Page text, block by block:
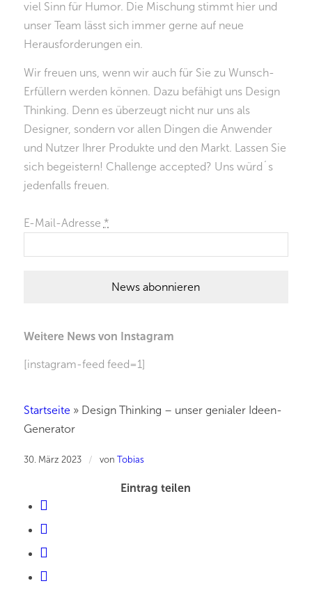
viel Sinn für Humor. Die Mischung stimmt hier und
unser Team lässt sich immer gerne auf neue
Herausforderungen ein.
Wir freuen uns, wenn wir auch für Sie zu Wunsch-
Erfüllern werden können. Dazu befähigt uns Design
Thinking. Denn es überzeugt nicht nur uns als
Designer, sondern vor allen Dingen die Anwender
und Nutzer Ihrer Produkte und den Markt. Lassen Sie
sich begeistern! Challenge accepted? Uns würd´s
jedenfalls freuen.
E-Mail-Adresse *
Weitere News von Instagram
[instagram-feed feed=1]
Startseite » Design Thinking – unser genialer Ideen-
Generator
30. März 2023 / von Tobias
Eintrag teilen